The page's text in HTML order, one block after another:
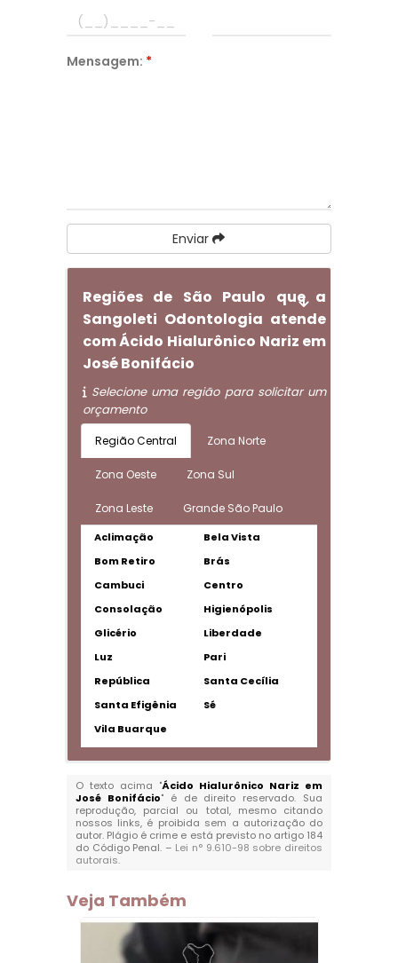
Mensagem: *
Enviar
Regiões de São Paulo que a
Sangoleti Odontologia atende
com Ácido Hialurônico Nariz em
José Bonifácio
Selecione uma região para solicitar um
orçamento
Região Central Zona Norte
Zona Oeste Zona Sul
Zona Leste Grande São Paulo
Aclimação
Bela Vista
Bom Retiro
Brás
Cambuci
Centro
Consolação
Higienópolis
Glicério
Liberdade
Luz
Pari
República
Santa Cecília
Santa Efigênia
Sé
Vila Buarque
O texto acima "Ácido Hialurônico Nariz em
José Bonifácio" é de direito reservado. Sua
reprodução, parcial ou total, mesmo citando
nossos links, é proibida sem a autorização do
autor. Plágio é crime e está previsto no artigo 184
do Código Penal. – Lei n° 9.610-98 sobre direitos
autorais.
Veja Também